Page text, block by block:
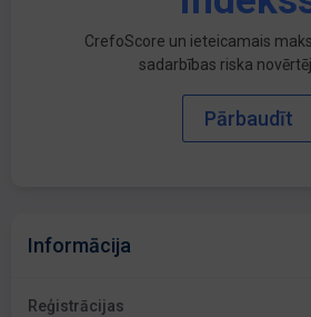
CrefoScore un ieteicamais
sadarbības riska
Pārbaudīt
Informācija
Reģistrācijas